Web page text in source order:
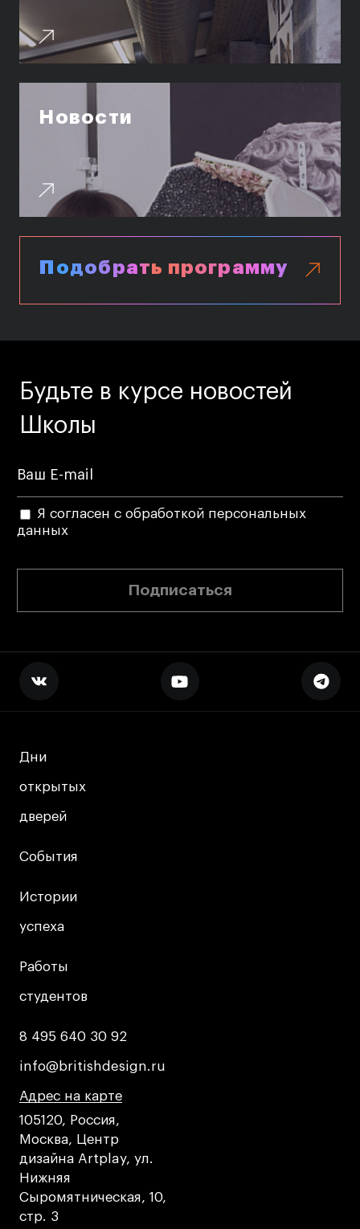
© 2026 БВШД
Публичная оферта
Условия возврата
Кредит на образование с господдержкой
Университет»
Новости
Подобрать программу
Будьте в курсе новостей
Школы
Я согласен с обработкой персональных
данных
Подписаться
Дни
открытых
дверей
Дни
открытых
дверей
События
События
Истории
успеха
Истории
успеха
Работы
студентов
Работы
студентов
8 495 640 30 92
8 495 640 30 92
info@britishdesign.ru
info@britishdesign.ru
Адрес на карте
Адрес на карте
Адрес на карте
105120, Россия,
Москва, Центр
дизайна Artplay, ул.
Нижняя
Сыромятническая, 10,
стр. 3